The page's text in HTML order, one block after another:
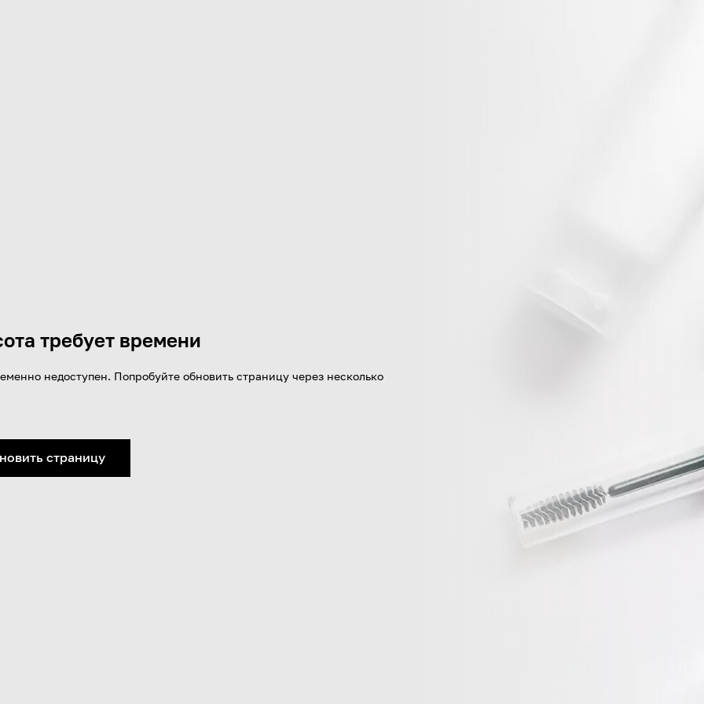
требует времени
недоступен. Попробуйте обновить страницу через несколько
страницу